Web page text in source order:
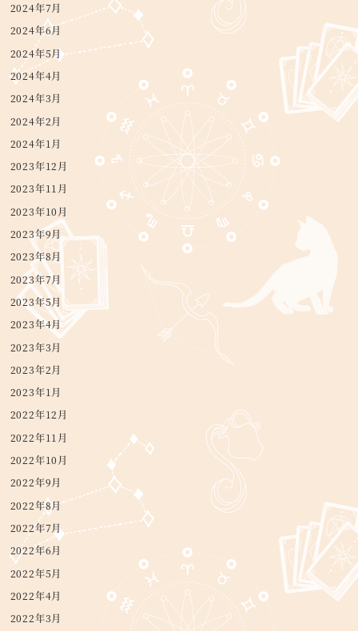
2024年7月
2024年6月
2024年5月
2024年4月
2024年3月
2024年2月
2024年1月
2023年12月
2023年11月
2023年10月
2023年9月
2023年8月
2023年7月
2023年5月
2023年4月
2023年3月
2023年2月
2023年1月
2022年12月
2022年11月
2022年10月
2022年9月
2022年8月
2022年7月
2022年6月
2022年5月
2022年4月
2022年3月